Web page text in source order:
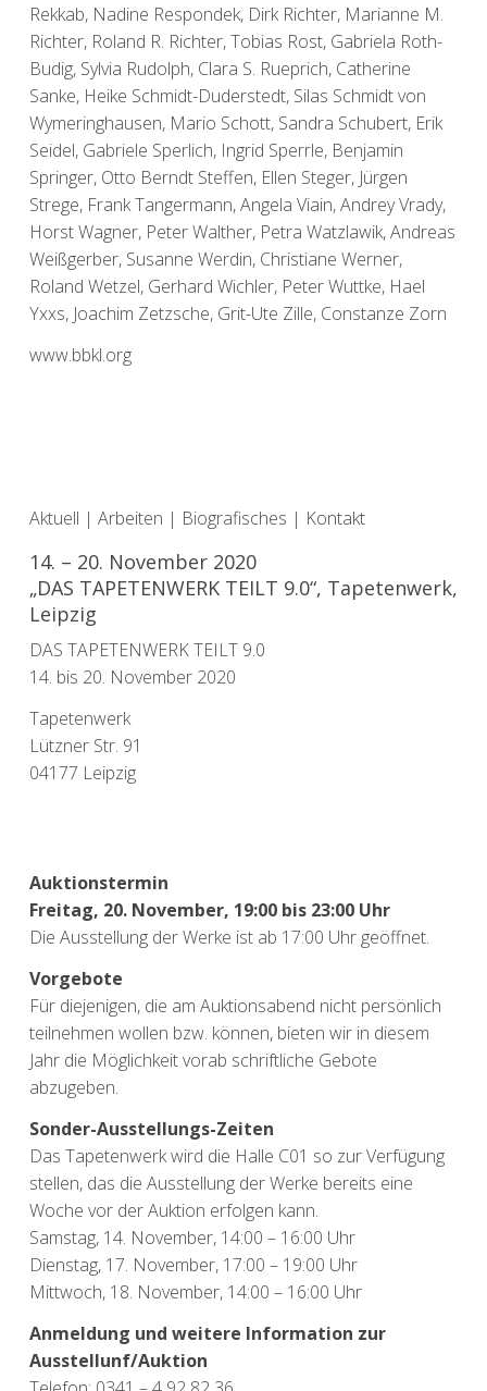
Rekkab, Nadine Respondek, Dirk Richter, Marianne M.
Richter, Roland R. Richter, Tobias Rost, Gabriela Roth-
Budig, Sylvia Rudolph, Clara S. Rueprich, Catherine
Sanke, Heike Schmidt-Duderstedt, Silas Schmidt von
Wymeringhausen, Mario Schott, Sandra Schubert, Erik
Seidel, Gabriele Sperlich, Ingrid Sperrle, Benjamin
Springer, Otto Berndt Steffen, Ellen Steger, Jürgen
Strege, Frank Tangermann, Angela Viain, Andrey Vrady,
Horst Wagner, Peter Walther, Petra Watzlawik, Andreas
Weißgerber, Susanne Werdin, Christiane Werner,
Roland Wetzel, Gerhard Wichler, Peter Wuttke, Hael
Yxxs, Joachim Zetzsche, Grit-Ute Zille, Constanze Zorn
www.bbkl.org
Aktuell | Arbeiten | Biografisches | Kontakt
14. – 20. November 2020
„DAS TAPETENWERK TEILT 9.0“, Tapetenwerk,
Leipzig
DAS TAPETENWERK TEILT 9.0
14. bis 20. November 2020
Tapetenwerk
Lützner Str. 91
04177 Leipzig
Auktionstermin
Freitag, 20. November, 19:00 bis 23:00 Uhr
Die Ausstellung der Werke ist ab 17:00 Uhr geöffnet.
Vorgebote
Für diejenigen, die am Auktionsabend nicht persönlich
teilnehmen wollen bzw. können, bieten wir in diesem
Jahr die Möglichkeit vorab schriftliche Gebote
abzugeben.
Sonder-Ausstellungs-Zeiten
Das Tapetenwerk wird die Halle C01 so zur Verfügung
stellen, das die Ausstellung der Werke bereits eine
Woche vor der Auktion erfolgen kann.
Samstag, 14. November, 14:00 – 16:00 Uhr
Dienstag, 17. November, 17:00 – 19:00 Uhr
Mittwoch, 18. November, 14:00 – 16:00 Uhr
Anmeldung und weitere Information zur
Ausstellunf/Auktion